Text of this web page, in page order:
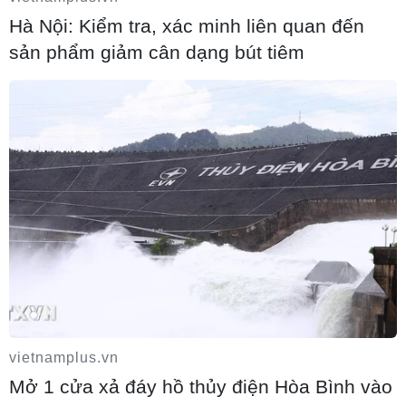
Hơn 100 người thiệt mạng trong mùa
mưa khốc liệt ở Ấn Độ
Cách các sân bay Mỹ rút ngắn thời gian
làm thủ tục
05/08/2026 07:17
Trung Quốc: Cảnh sát Hong Kong,
Macau triệt phá vụ lừa đảo đầu tư Fun
Coffee
05/08/2026 06:41
Hà Nội: Kiểm tra, xác minh liên quan đến
sản phẩm giảm cân dạng bút tiêm
vietnamplus.vn
Mở 1 cửa xả đáy hồ thủy điện Hòa Bình vào